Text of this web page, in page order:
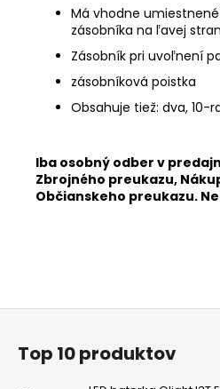
Má vhodne
zásobníka na ľavej
Zásobník pri uvoľnení
zásobníková poistka
Obsahuje tiež: dva, 10-
Iba osobný odber v
Zbrojného preukazu,
Občianskeho preukazu.
Z
Top 10 produktov